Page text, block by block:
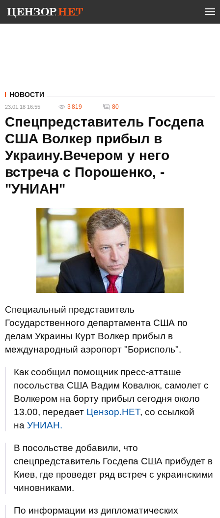
НОВОСТИ
23.01.18 16:55 3 819 80
Спецпредставитель Госдепа
США Волкер прибыл в
Украину.Вечером у него
встреча с Порошенко, -
"УНИАН"
Специальный представитель
Государственного департамента США по
делам Украины Курт Волкер прибыл в
международный аэропорт "Борисполь".
Как сообщил помощник пресс-атташе
посольства США Вадим Ковалюк, самолет с
Волкером на борту прибыл сегодня около
13.00, передает Цензор.НЕТ, со ссылкой
на УНИАН.
В посольстве добавили, что
спецпредставитель Госдепа США прибудет в
Киев, где проведет ряд встреч с украинскими
чиновниками.
По информации из дипломатических